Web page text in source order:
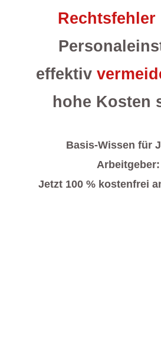
Rechtsfehler
effektiv
hohe Kosten
Basis-Wissen für
Arbeitgeber:
Jetzt 100 % kostenfrei